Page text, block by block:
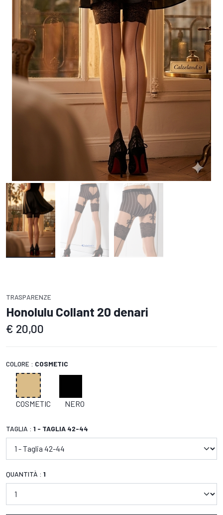
TRASPARENZE
Honolulu Collant 20 denari
€ 20,00
COLORE : COSMETIC
COSMETIC NERO
TAGLIA : 1 - TAGLIA 42-44
QUANTITÀ : 1